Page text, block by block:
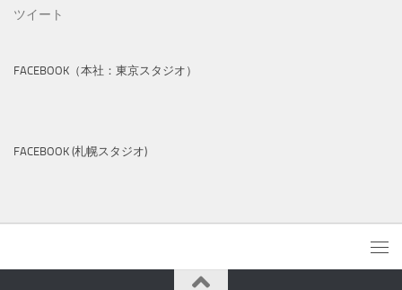
ツイート
FACEBOOK（本社：東京スタジオ）
FACEBOOK (札幌スタジオ)